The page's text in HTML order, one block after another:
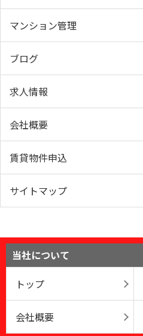
マンション管理
ブログ
求人情報
会社概要
賃貸物件申込
サイトマップ
当社について
トップ
会社概要